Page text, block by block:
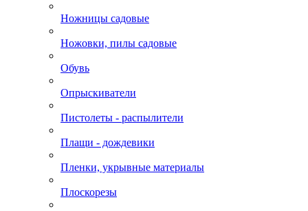
Ножницы садовые
Ножовки, пилы садовые
Обувь
Опрыскиватели
Пистолеты - распылители
Плащи - дождевики
Пленки, укрывные материалы
Плоскорезы